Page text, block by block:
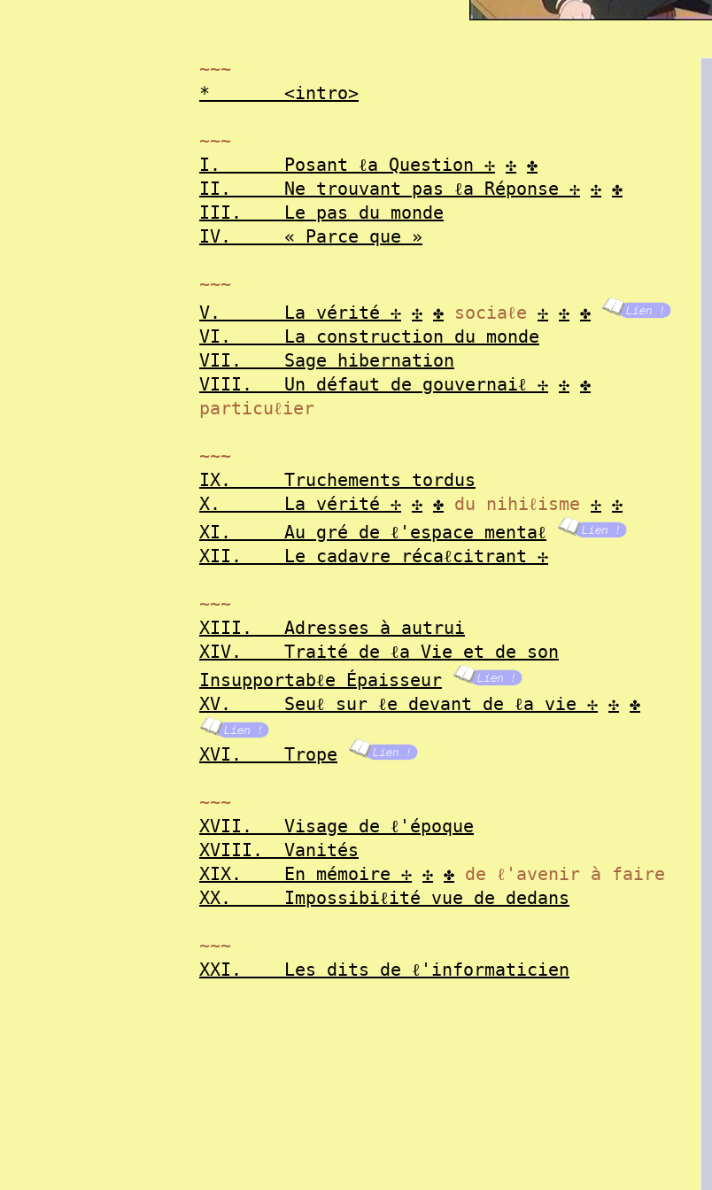
~~~
*
<intro>
~~~
I.
Posant ℓa Question ✢ ✣ ✤
II.
Ne trouvant pas ℓa Réponse ✢ ✣ ✤
III.
Le pas du monde
IV.
« Parce que »
~~~
V.
La vérité ✢ ✣ ✤ sociaℓe ✢ ✣ ✤
VI.
La construction du monde
VII.
Sage hibernation
VIII.
Un défaut de gouvernaiℓ ✢ ✣ ✤
particuℓier
~~~
IX.
Truchements tordus
X.
La vérité ✢ ✣ ✤ du nihiℓisme ✢ ✣
XI.
Au gré de ℓ'espace mentaℓ
XII.
Le cadavre récaℓcitrant ✢
~~~
XIII.
Adresses à autrui
XIV.
Traité de ℓa Vie et de son
Insupportabℓe Épaisseur
XV.
Seuℓ sur ℓe devant de ℓa vie ✢ ✣ ✤
XVI. Trope
~~~
XVII.
Visage de ℓ'époque
XVIII.
Vanités
XIX.
En mémoire ✢ ✣ ✤ de ℓ'avenir à faire
XX.
Impossibiℓité vue de dedans
~~~
XXI.
Les dits de ℓ'informaticien